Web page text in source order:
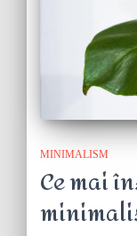
MINIMALISM
Ce mai